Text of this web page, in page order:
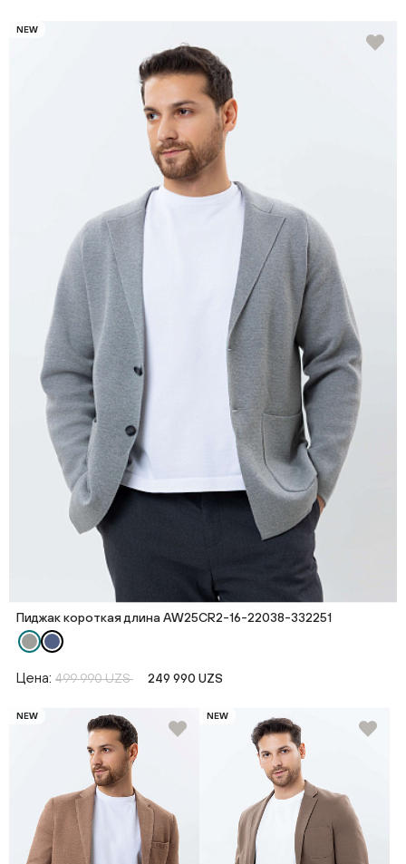
NEW
Пиджак короткая длина AW25CR2-16-22038-332251
Цена: 499 990 UZS 249 990 UZS
NEW NEW